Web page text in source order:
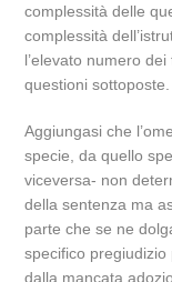
complessità delle
complessità
l’elevato numero
questioni sottoposte.
Aggiungasi che
specie, da quello
viceversa- non
della sentenza ma
parte che se ne
specifico
dalla mancata